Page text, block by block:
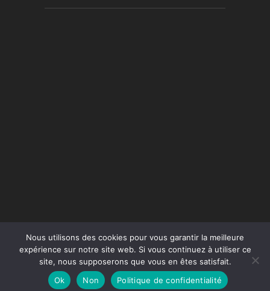
Conception du site :Agence Jus de Citron
Nous utilisons des cookies pour vous garantir la meilleure
expérience sur notre site web. Si vous continuez à utiliser ce
site, nous supposerons que vous en êtes satisfait.
Ok
Non Politique de confidentialité